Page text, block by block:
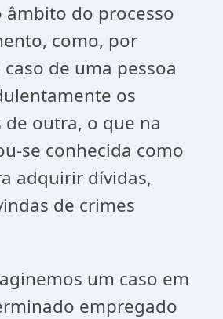
âmbito do processo
como, por
de uma pessoa
os
outra, o que na
se conhecida como
adquirir dívidas,
de crimes
um caso em
empregado